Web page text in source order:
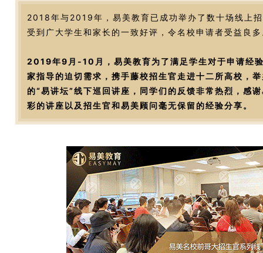
2018年与2019年，易美教育已成功举办了数十场线上
受到广大学生和家长的一致好评，令名校申请者受益良
2019年9月-10月，易美教育为了满足学生对于申请经
家指导的迫切需求，携手藤校招生官走进十二所高校，
的“易讲坛”线下巡回讲座，同学们的反馈非常热烈，感
彩的讲座以及招生官和易美顾问毫无保留的经验分享。